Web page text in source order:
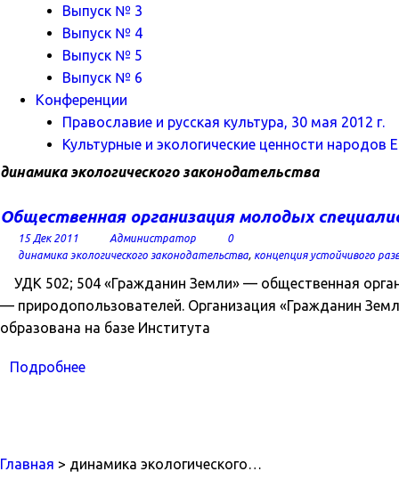
Выпуск № 3
Выпуск № 4
Выпуск № 5
Выпуск № 6
Конференции
Православие и русская культура, 30 мая 2012 г.
Культурные и экологические ценности народов
динамика экологического законодательства
Общественная организация молодых
15 Дек 2011 Администратор
0
динамика экологического законодательства, концепция устойчивого
УДК 502; 504 «Гражданин Земли» — общественная
— природопользователей. Организация «Гражданин
образована на базе Института
Подробнее
Главная > динамика экологического…